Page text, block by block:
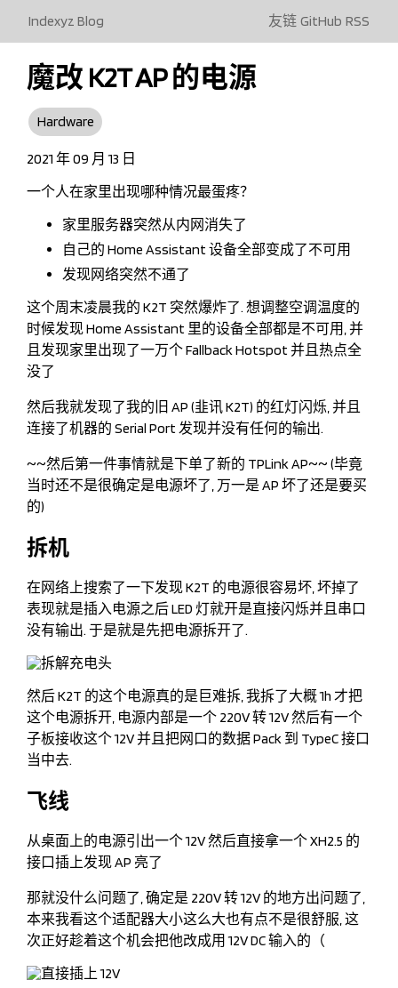
Indexyz Blog 友链 GitHub RSS
魔改 K2T AP 的电源
Hardware
2021 年 09 月 13 日
一个人在家里出现哪种情况最蛋疼？
家里服务器突然从内网消失了
自己的 Home Assistant 设备全部变成了不可用
发现网络突然不通了
这个周末凌晨我的 K2T 突然爆炸了. 想调整空调温度的
时候发现 Home Assistant 里的设备全部都是不可用, 并
且发现家里出现了一万个 Fallback Hotspot 并且热点全
没了
然后我就发现了我的旧 AP (韭讯 K2T) 的红灯闪烁, 并且
连接了机器的 Serial Port 发现并没有任何的输出.
~~然后第一件事情就是下单了新的 TPLink AP~~ (毕竟
当时还不是很确定是电源坏了, 万一是 AP 坏了还是要买
的)
拆机
在网络上搜索了一下发现 K2T 的电源很容易坏, 坏掉了
表现就是插入电源之后 LED 灯就开是直接闪烁并且串口
没有输出. 于是就是先把电源拆开了.
然后 K2T 的这个电源真的是巨难拆, 我拆了大概 1h 才把
这个电源拆开, 电源内部是一个 220V 转 12V 然后有一个
子板接收这个 12V 并且把网口的数据 Pack 到 TypeC 接口
当中去.
飞线
从桌面上的电源引出一个 12V 然后直接拿一个 XH2.5 的
接口插上发现 AP 亮了
那就没什么问题了, 确定是 220V 转 12V 的地方出问题了,
本来我看这个适配器大小这么大也有点不是很舒服, 这
次正好趁着这个机会把他改成用 12V DC 输入的（